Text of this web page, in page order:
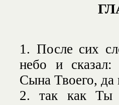
1. После сих
небо и
Сына Твоего,
2. так как Ты